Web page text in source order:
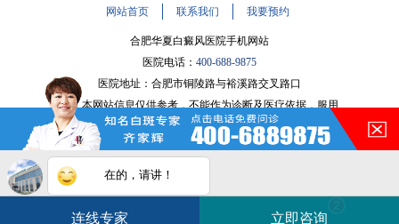
网站首页 联系我们 我要预约
合肥华夏白癜风医院手机网站
医院电话： 400-688-9875
医院地址：合肥市铜陵路与裕溪路交叉路口
注：本网站信息仅供参考，不能作为诊断及医疗依据，服用
药物或进行治疗时请遵医嘱。如有转载或引用文章涉及版权
问题，请与我们联系。
皖ICP备16014022号-9
皖公网安备 34010202600947号
在的，请讲！
连线专家 立即咨询
白斑在线问医生